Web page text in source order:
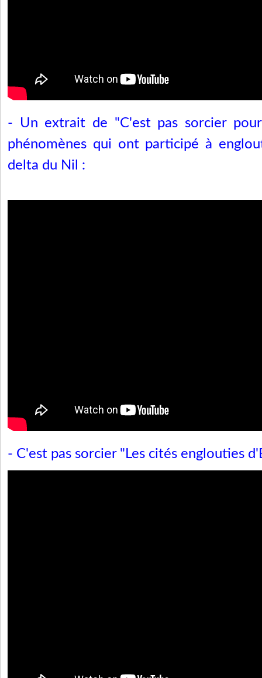
- Un extrait de "C'est pas sorcier
phénomènes qui ont participé à
delta du Nil :
- C'est pas sorcier "Les cités englouties